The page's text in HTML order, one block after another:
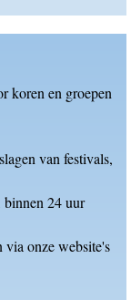
koren en groepen
van festivals,
24 uur
onze website's